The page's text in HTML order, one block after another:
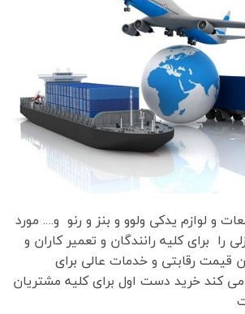
و لوازم یدکی ولوو و بنز و رنو و…. مورد
را برای کلیه رانندگان و تعمیر کاران و
قیمت رقابتی و خدمات عالی برای
کند خرید دست اول برای کلیه مشتریان